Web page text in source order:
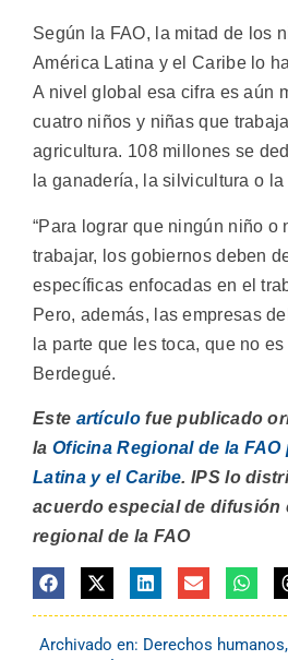
Según la FAO, la mitad de los
América Latina y el Caribe lo
A nivel global esa cifra es aún
cuatro niños y niñas que
agricultura. 108 millones se
la ganadería, la silvicultura o
“Para lograr que ningún niño o
trabajar, los gobiernos deben
específicas enfocadas en el
Pero, además, las empresas
la parte que les toca, que no
Berdegué.
Este artículo fue publicado
la Oficina Regional de la FAO
Latina y el Caribe. IPS lo
acuerdo especial de difusión
regional de la FAO
Archivado en: Derechos humanos,